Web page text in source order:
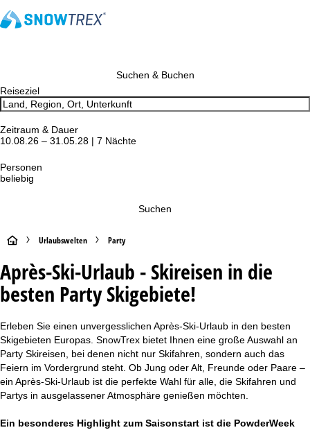
Suchen & Buchen
Reiseziel
Zeitraum & Dauer
10.08.26 – 31.05.28 | 7 Nächte
Personen
beliebig
Suchen
S
t
a
r
t
s
Urlaubswelten Party
Après-Ski-Urlaub - Skireisen in die
besten Party Skigebiete!
Erleben Sie einen unvergesslichen Après-Ski-Urlaub in den besten
Skigebieten Europas. SnowTrex bietet Ihnen eine große Auswahl an
Party Skireisen, bei denen nicht nur Skifahren, sondern auch das
Feiern im Vordergrund steht. Ob Jung oder Alt, Freunde oder Paare –
ein Après-Ski-Urlaub ist die perfekte Wahl für alle, die Skifahren und
Partys in ausgelassener Atmosphäre genießen möchten.
Ein besonderes Highlight zum Saisonstart ist die PowderWeek